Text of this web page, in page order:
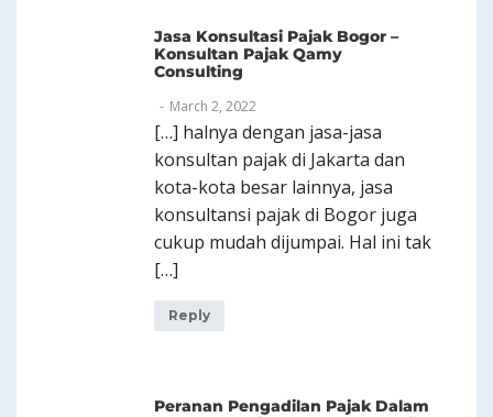
Jasa Konsultasi Pajak Bogor –
Konsultan Pajak Qamy
Consulting
March 2, 2022
[…] halnya dengan jasa-jasa
konsultan pajak di Jakarta dan
kota-kota besar lainnya, jasa
konsultansi pajak di Bogor juga
cukup mudah dijumpai. Hal ini tak
[…]
Reply
Peranan Pengadilan Pajak Dalam